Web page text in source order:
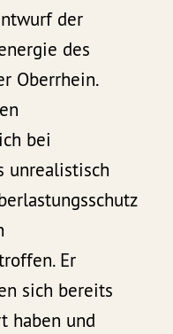
der
des
Oberrhein.
bei
unrealistisch
Er
sich bereits
haben und